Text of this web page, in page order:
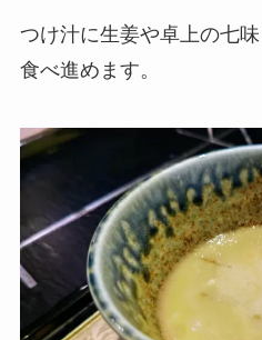
つけ汁に生姜や卓上の七
食べ進めます。